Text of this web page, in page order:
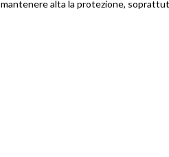
mantenere alta la protezione,